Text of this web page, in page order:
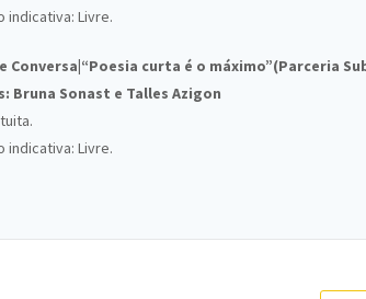
indicativa: Livre.
Conversa|“Poesia curta é o máximo”(Parceria
Bruna Sonast e Talles Azigon
indicativa: Livre.